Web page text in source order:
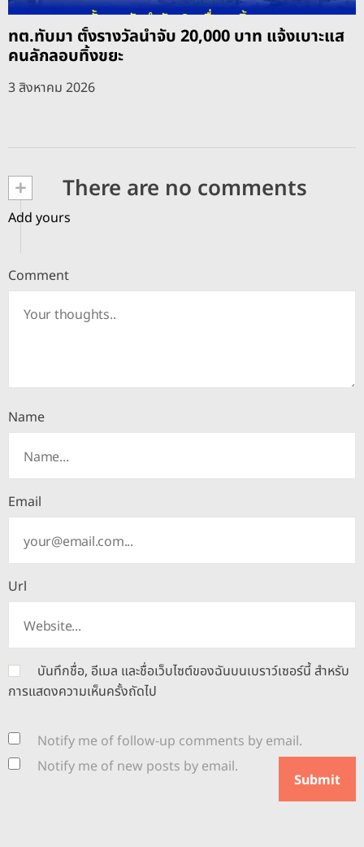
ทต.ทับมา ตั้งรางวัลนำจับ 20,000 บาท แจ้งเบาะแส
คนลักลอบทิ้งขยะ
3 สิงหาคม 2026
+ There are no comments
Add yours
Comment
Name
Email
Url
บันทึกชื่อ, อีเมล และชื่อเว็บไซต์ของฉันบนเบราว์เซอร์นี้ สำหรับ
การแสดงความเห็นครั้งถัดไป
Notify me of follow-up comments by email.
Notify me of new posts by email.